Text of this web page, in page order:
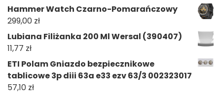
Hammer Watch Czarno-Pomarańczowy
299,00 zł
Lubiana Filiżanka 200 Ml Wersal (390407)
11,77 zł
ETI Polam Gniazdo bezpiecznikowe
tablicowe 3p diii 63a e33 ezv 63/3 002323017
57,10 zł